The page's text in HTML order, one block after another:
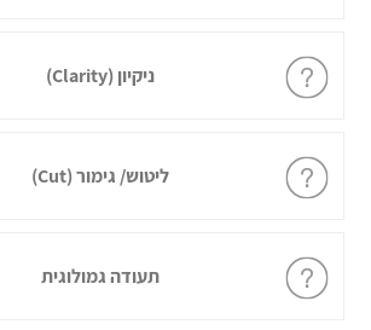
ניקיון (Clarity)
ליטוש/ גימור (Cut)
תעודה גמולוגית